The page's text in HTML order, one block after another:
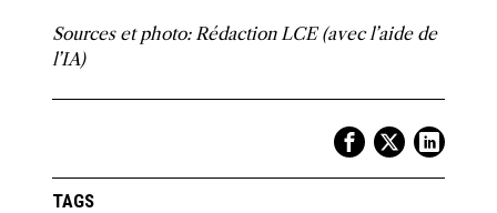
Sources et photo: Rédaction LCE (avec l’aide de
l’IA)
TAGS